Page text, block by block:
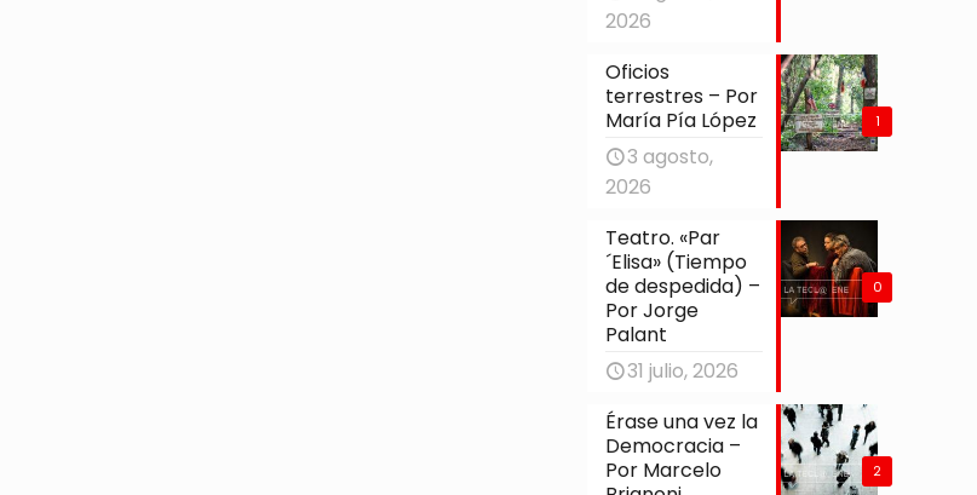
2026
1
Oficios
terrestres – Por
María Pía López
3 agosto,
2026
0
Teatro. «Par
´Elisa» (Tiempo
de despedida) –
Por Jorge
Palant
31 julio, 2026
2
Érase una vez la
Democracia –
Por Marcelo